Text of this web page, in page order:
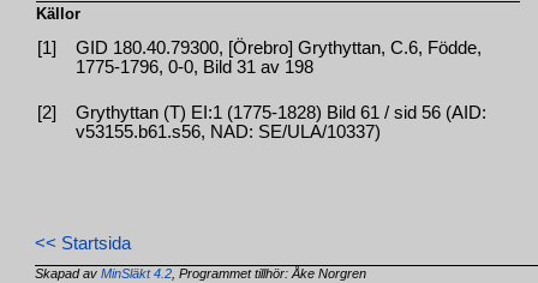
Källor
[1]
GID 180.40.79300, [Örebro] Grythyttan, C.6, Födde,
1775-1796, 0-0, Bild 31 av 198
[2]
Grythyttan (T) EI:1 (1775-1828) Bild 61 / sid 56 (AID:
v53155.b61.s56, NAD: SE/ULA/10337)
<< Startsida
Skapad avMinSläkt 4.2 , Programmet tillhör: Åke Norgren